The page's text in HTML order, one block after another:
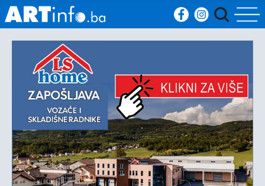
Početna
Vijesti
Sport
Kultura
Crna